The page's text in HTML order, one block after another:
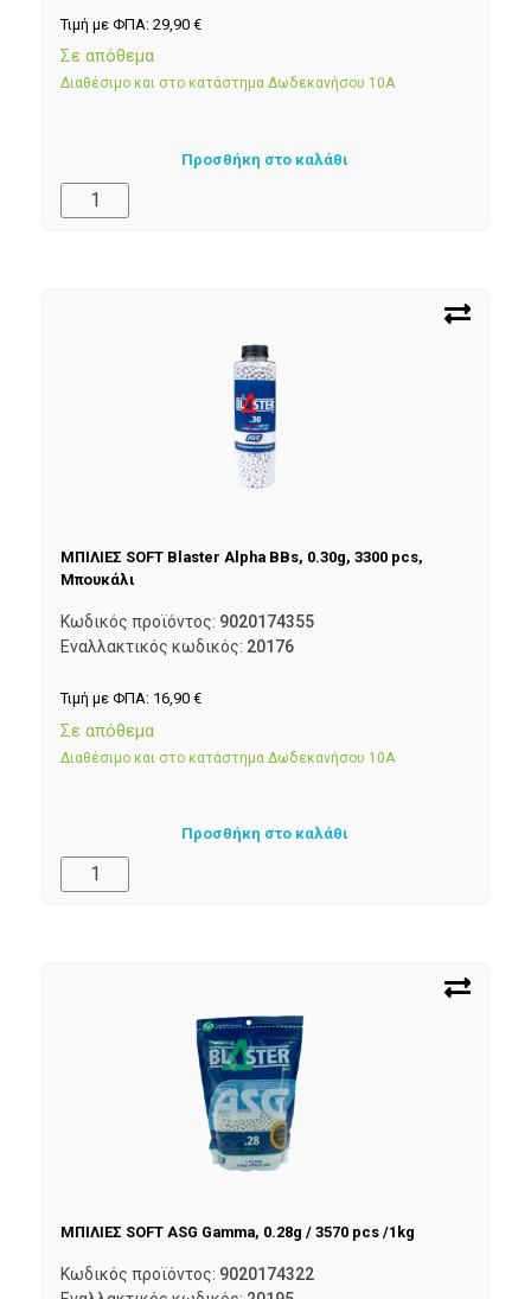
Τιμή με ΦΠΑ: 29,90 €
Σε απόθεμα
Διαθέσιμο και στο κατάστημα Δωδεκανήσου 10Α
Προσθήκη στο καλάθι
ΜΠΙΛΙΕΣ SOFT Blaster Alpha BBs, 0.30g, 3300 pcs,
Μπουκάλι
Κωδικός προϊόντος: 9020174355
Εναλλακτικός κωδικός: 20176
Τιμή με ΦΠΑ: 16,90 €
Σε απόθεμα
Διαθέσιμο και στο κατάστημα Δωδεκανήσου 10Α
Προσθήκη στο καλάθι
ΜΠΙΛΙΕΣ SOFT ASG Gamma, 0.28g / 3570 pcs /1kg
Κωδικός προϊόντος: 9020174322